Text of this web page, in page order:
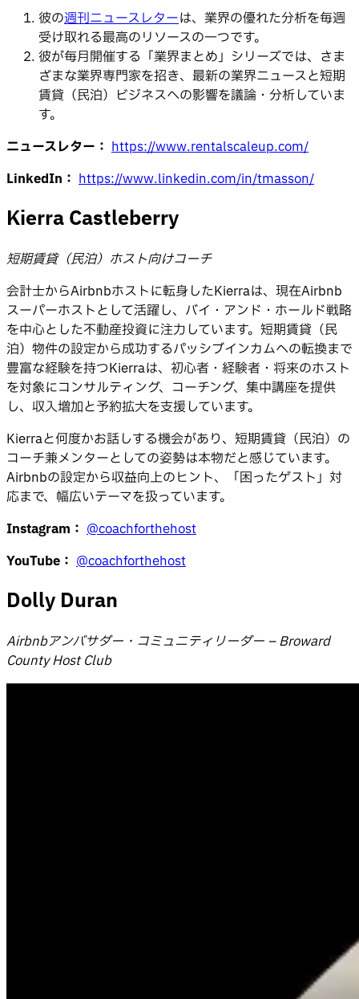
彼の週刊ニュースレターは、業界の優れた分析を毎週
受け取れる最高のリソースの一つです。
彼が毎月開催する「業界まとめ」シリーズでは、さま
ざまな業界専門家を招き、最新の業界ニュースと短期
賃貸（民泊）ビジネスへの影響を議論・分析していま
す。
ニュースレター： https://www.rentalscaleup.com/
LinkedIn： https://www.linkedin.com/in/tmasson/
Kierra Castleberry
短期賃貸（民泊）ホスト向けコーチ
会計士からAirbnbホストに転身したKierraは、現在Airbnb
スーパーホストとして活躍し、バイ・アンド・ホールド戦略
を中心とした不動産投資に注力しています。短期賃貸（民
泊）物件の設定から成功するパッシブインカムへの転換まで
豊富な経験を持つKierraは、初心者・経験者・将来のホスト
を対象にコンサルティング、コーチング、集中講座を提供
し、収入増加と予約拡大を支援しています。
Kierraと何度かお話しする機会があり、短期賃貸（民泊）の
コーチ兼メンターとしての姿勢は本物だと感じています。
Airbnbの設定から収益向上のヒント、「困ったゲスト」対
応まで、幅広いテーマを扱っています。
Instagram： @coachforthehost
YouTube： @coachforthehost
Dolly Duran
Airbnbアンバサダー・コミュニティリーダー – Broward
County Host Club